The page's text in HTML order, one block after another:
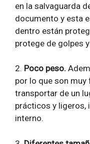
en la salvaguarda
documento y esta
dentro están
protege de golpes
2. Poco peso.
por lo que son
transportar de un
prácticos y ligeros,
interno.